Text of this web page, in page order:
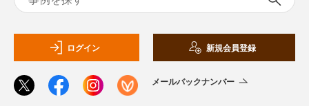
ログイン 新規会員登録
メールバックナンバー